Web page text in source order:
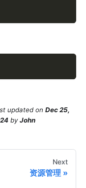
updated on Dec 25,
byJohn
Next
资源管理